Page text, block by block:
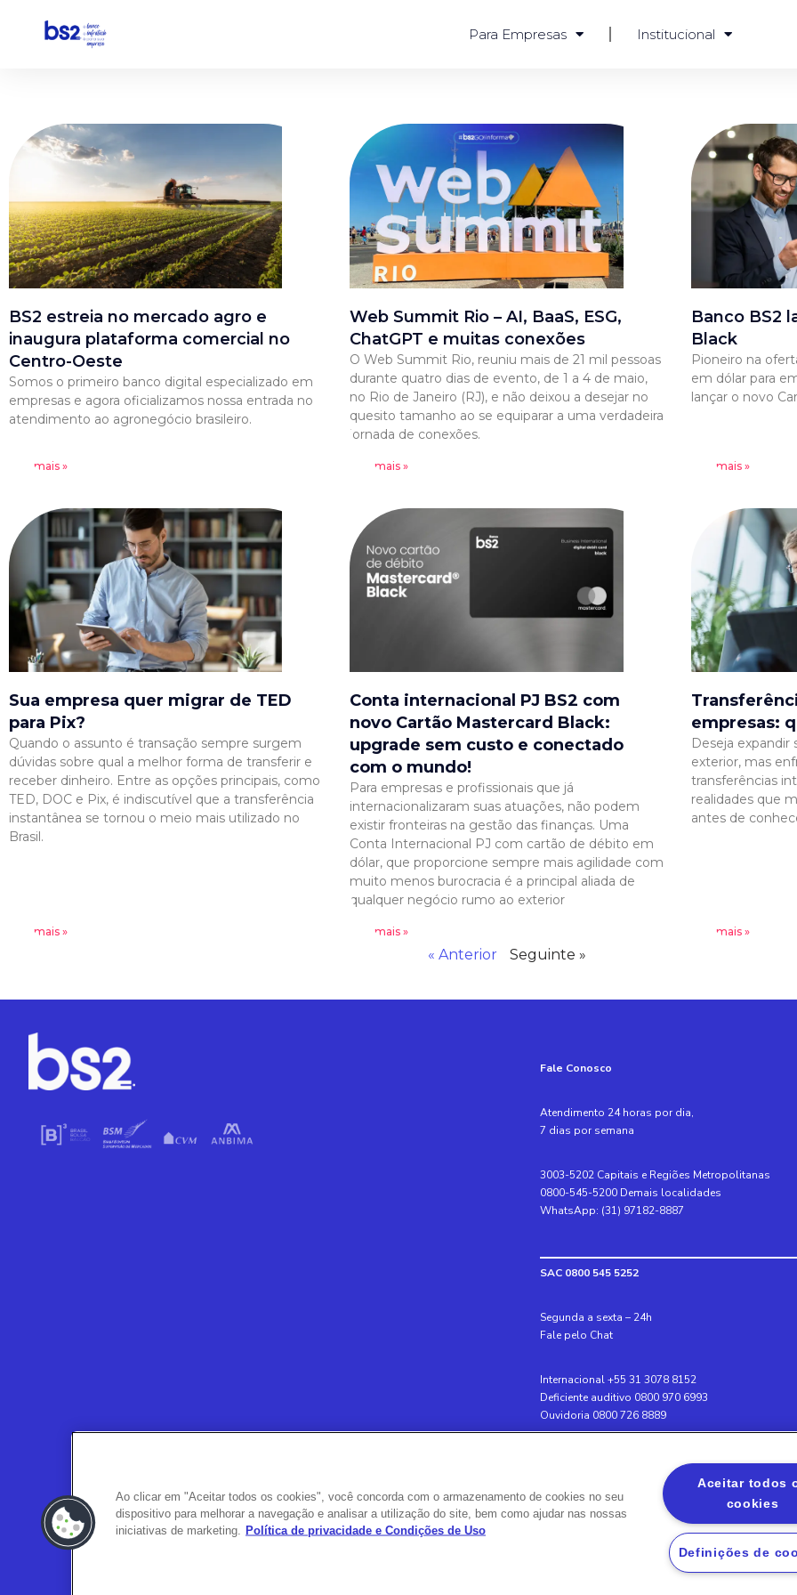
conteúdo
Para Empresas Institucional
BS2 estreia no mercado agro e
inaugura plataforma comercial no
Centro-Oeste
Somos o primeiro banco digital especializado em
empresas e agora oficializamos nossa entrada no
atendimento ao agronegócio brasileiro.
Leia mais »
Web Summit Rio – AI, BaaS, ESG,
ChatGPT e muitas conexões
O Web Summit Rio, reuniu mais de 21 mil pessoas
durante quatro dias de evento, de 1 a 4 de maio,
no Rio de Janeiro (RJ), e não deixou a desejar no
quesito tamanho ao se equiparar a uma verdadeira
jornada de conexões.
Leia mais »
Banco BS2
Black
Pioneiro na
em dólar para
lançar o novo
Leia mais »
Sua empresa quer migrar de TED
para Pix?
Quando o assunto é transação sempre surgem
dúvidas sobre qual a melhor forma de transferir e
receber dinheiro. Entre as opções principais, como
TED, DOC e Pix, é indiscutível que a transferência
instantânea se tornou o meio mais utilizado no
Brasil.
Leia mais »
Conta internacional PJ BS2 com
novo Cartão Mastercard Black:
upgrade sem custo e conectado
com o mundo!
Para empresas e profissionais que já
internacionalizaram suas atuações, não podem
existir fronteiras na gestão das finanças. Uma
Conta Internacional PJ com cartão de débito em
dólar, que proporcione sempre mais agilidade com
muito menos burocracia é a principal aliada de
qualquer negócio rumo ao exterior
Leia mais »
empresas:
Deseja
exterior, mas
transferências
realidades que
antes de
Leia mais »
« Anterior Seguinte »
Fale Conosco
Atendimento 24 horas por dia,
7 dias por semana
3003-5202 Capitais e Regiões Metropolitanas
0800-545-5200 Demais localidades
WhatsApp: (31) 97182-8887
SAC 0800 545 5252
Segunda a sexta – 24h
Fale pelo Chat
Internacional +55 31 3078 8152
Deficiente auditivo 0800 970 6993
Ouvidoria 0800 726 8889
Via Olímpia, São Paulo, SP 04547-130, Brasil, 3003-
Ao clicar em "Aceitar todos os cookies", você concorda com o armazenamento de cookies no seu
dispositivo para melhorar a navegação e analisar a utilização do site, bem como ajudar nas nossas
iniciativas de marketing.
Política de privacidade e Condições de Uso
Aceitar todos
cookies
Definições de